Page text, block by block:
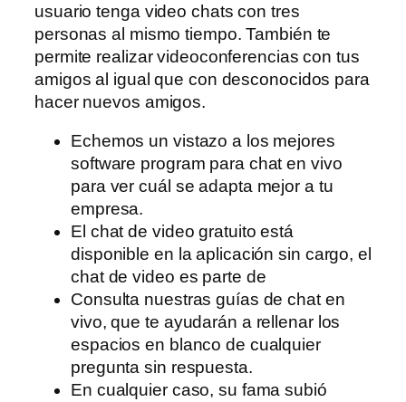
usuario tenga video chats con tres
personas al mismo tiempo. También te
permite realizar videoconferencias con tus
amigos al igual que con desconocidos para
hacer nuevos amigos.
Echemos un vistazo a los mejores
software program para chat en vivo
para ver cuál se adapta mejor a tu
empresa.
El chat de video gratuito está
disponible en la aplicación sin cargo, el
chat de video es parte de
Consulta nuestras guías de chat en
vivo, que te ayudarán a rellenar los
espacios en blanco de cualquier
pregunta sin respuesta.
En cualquier caso, su fama subió